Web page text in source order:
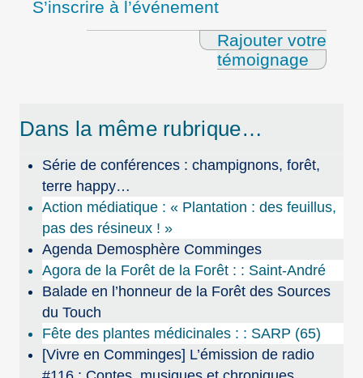
S’inscrire à l’événement
Rajouter votre
témoignage
Dans la même rubrique…
Série de conférences : champignons, forêt,
terre happy…
Action médiatique : « Plantation : des feuillus,
pas des résineux ! »
Agenda Demosphère Comminges
Agora de la Forêt de la Forêt : : Saint-André
Balade en l’honneur de la Forêt des Sources
du Touch
Fête des plantes médicinales : : SARP (65)
[Vivre en Comminges] L’émission de radio